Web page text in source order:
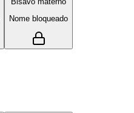
Nome bloqueado